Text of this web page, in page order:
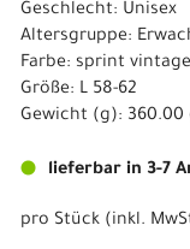
Geschlecht: Unisex
Altersgruppe:
Farbe: sprint
Größe: L 58-62
Gewicht (g): 360.00
lieferbar in 3-7
pro Stück (inkl.